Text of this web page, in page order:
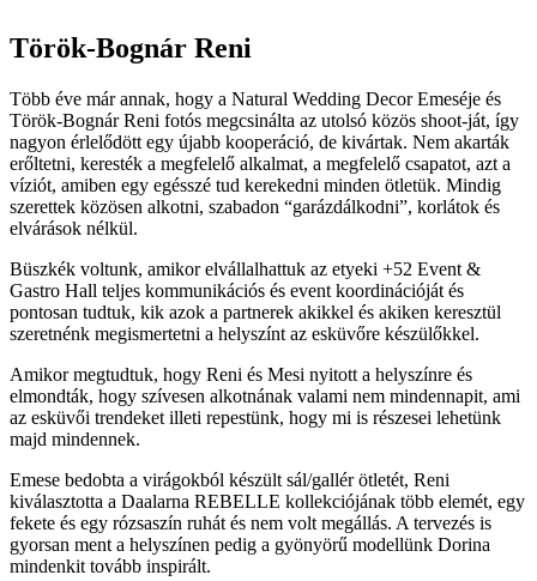
Török-Bognár Reni
Több éve már annak, hogy a Natural Wedding Decor Emeséje és
Török-Bognár Reni fotós megcsinálta az utolsó közös shoot-ját, így
nagyon érlelődött egy újabb kooperáció, de kivártak. Nem akarták
erőltetni, keresték a megfelelő alkalmat, a megfelelő csapatot, azt a
víziót, amiben egy egésszé tud kerekedni minden ötletük. Mindig
szerettek közösen alkotni, szabadon “garázdálkodni”, korlátok és
elvárások nélkül.
Büszkék voltunk, amikor elvállalhattuk az etyeki +52 Event &
Gastro Hall teljes kommunikációs és event koordinációját és
pontosan tudtuk, kik azok a partnerek akikkel és akiken keresztül
szeretnénk megismertetni a helyszínt az esküvőre készülőkkel.
Amikor megtudtuk, hogy Reni és Mesi nyitott a helyszínre és
elmondták, hogy szívesen alkotnának valami nem mindennapit, ami
az esküvői trendeket illeti repestünk, hogy mi is részesei lehetünk
majd mindennek.
Emese bedobta a virágokból készült sál/gallér ötletét, Reni
kiválasztotta a Daalarna REBELLE kollekciójának több elemét, egy
fekete és egy rózsaszín ruhát és nem volt megállás. A tervezés is
gyorsan ment a helyszínen pedig a gyönyörű modellünk Dorina
mindenkit tovább inspirált.